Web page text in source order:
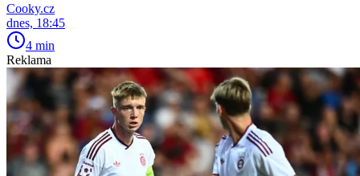
Cooky.cz
dnes, 18:45
4 min
Reklama